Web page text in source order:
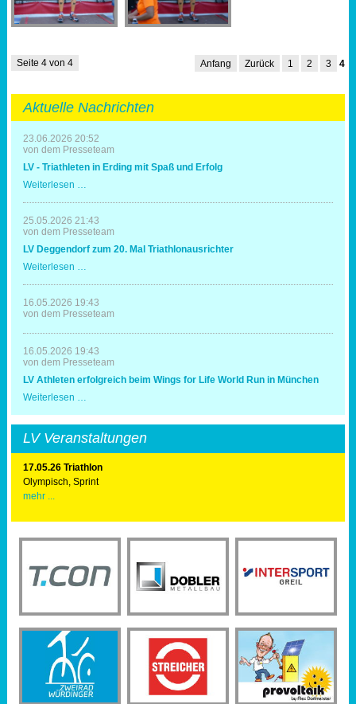
Seite 4 von 4 Anfang Zurück 1 2 3 4
Aktuelle Nachrichten
23.06.2026 20:52
von dem Presseteam
LV - Triathleten in Erding mit Spaß und Erfolg
Weiterlesen …
Triathleten
in
Erding
Spaß
Erfolg
25.05.2026 21:43
von dem Presseteam
LV Deggendorf zum 20. Mal Triathlonausrichter
Weiterlesen …
zum
20.
Mal
16.05.2026 19:43
von dem Presseteam
16.05.2026 19:43
von dem Presseteam
LV Athleten erfolgreich beim Wings for Life World Run in München
Weiterlesen …
erfolgreich
beim
Wings
for
Life
World
Run
LV Veranstaltungen
17.05.26 Triathlon
Olympisch, Sprint
mehr ...